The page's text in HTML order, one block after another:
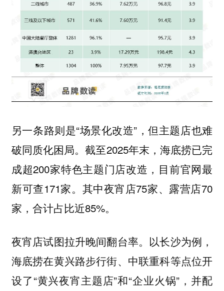
另一条路则是“场景化改造”，但主题店也难
破同质化困局。截至2025年末，海底捞已完
成超200家特色主题门店改造，目前官网最
新可查171家。其中夜宵店75家、露营店70
家，合计占比近85%。
夜宵店试图拉升晚间翻台率。以长沙为例，
海底捞在黄兴路步行街、中联重科等点位开
设了“黄兴夜宵主题店”和“企业火锅”，并配